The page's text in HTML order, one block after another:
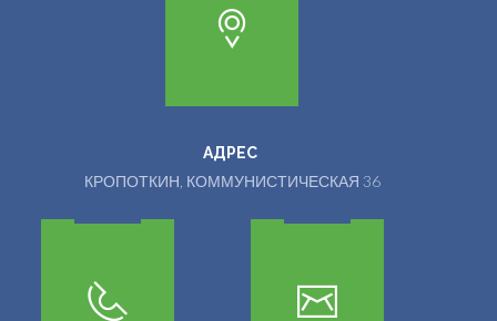
АДРЕС
КРОПОТКИН, КОММУНИСТИЧЕСКАЯ 36